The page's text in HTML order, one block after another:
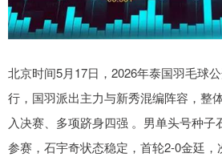
北京时间5月17日，2026年泰国羽毛球
行，国羽派出主力与新秀混编阵容，整
入决赛、多项跻身四强 。男单头号种
参赛，石宇奇状态稳定，首轮2-0金廷